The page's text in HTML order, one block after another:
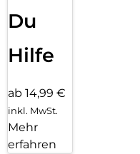
Du
Hilfe
ab 14,99 €
inkl. MwSt.
Mehr
erfahren